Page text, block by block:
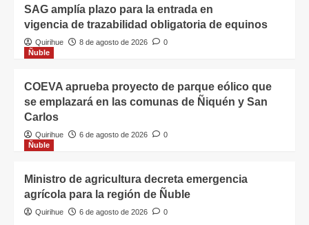
SAG amplía plazo para la entrada en
vigencia de trazabilidad obligatoria de equinos
Quirihue 8 de agosto de 2026
0
Ñuble
COEVA aprueba proyecto de parque eólico que
se emplazará en las comunas de Ñiquén y San
Carlos
Quirihue 6 de agosto de 2026
0
Ñuble
Ministro de agricultura decreta emergencia
agrícola para la región de Ñuble
Quirihue 6 de agosto de 2026 0